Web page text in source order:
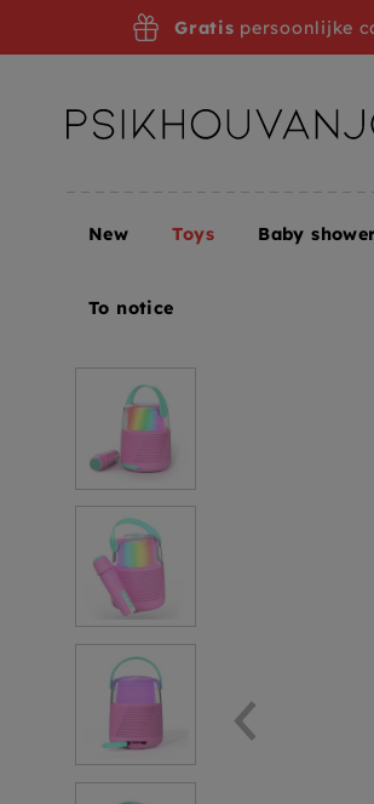
Home Toys
Gratis persoonlijke
New Toys Baby
To notice